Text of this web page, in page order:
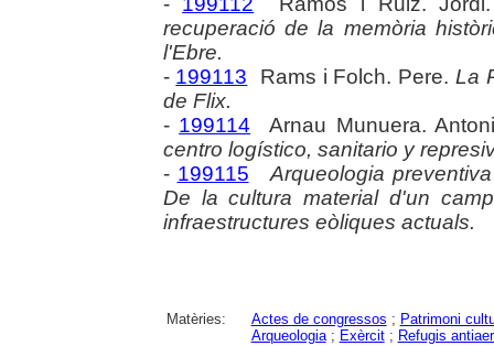
recuperació de la memòria
l'Ebre.
- 199113 Rams i Folch. Pere. La
de Flix.
- 199114 Arnau Munuera.
centro logístico, sanitario y
- 199115
Arqueologia
De la cultura material d'un
infraestructures eòliques actuals.
Matèries: Actes de congressos ; Patrimoni
Arqueologia; Exèrcit; Refugis